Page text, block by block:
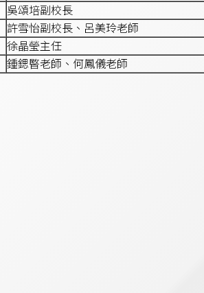
吳頌培副校長
許雪怡副校長、呂美玲老師
徐晶瑩主任
鍾鍶暋老師、何鳳儀老師